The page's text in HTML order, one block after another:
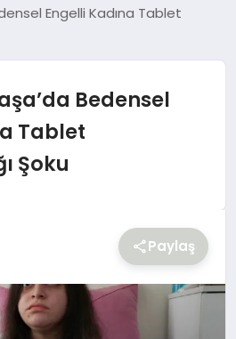
Engelli Kadına Tablet
Bedensel
Tablet
Şoku
Paylaş